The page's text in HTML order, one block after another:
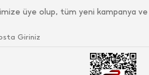
üye olup, tüm yeni kampanya